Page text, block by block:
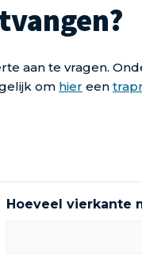
aan te vragen.
om hier een
Hoeveel vierkante